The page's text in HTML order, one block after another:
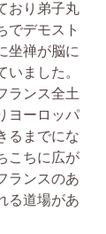
おり弟子丸
でデモスト
坐禅が脳に
いました。
ランス全土
ヨーロッパ
るまでにな
こちに広が
ランスのあ
る道場があ